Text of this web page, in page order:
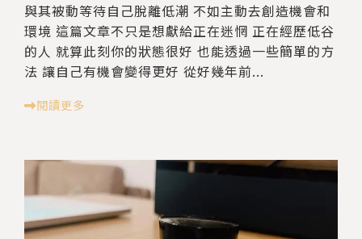
與其被動等待自己脫離低潮 不如主動去創造機會和
環境 這篇文章不只是想獻給正在迷惘 正在經歷低谷
的人 就算此刻你的狀態很好 也能透過一些簡單的方
法 讓自己有機會變得更好 從好幾年前...
閱讀更多